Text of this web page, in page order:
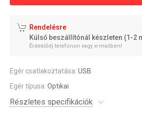
Rendelésre
Külső beszállítónál készleten (1-2
Érdeklődj telefonon vagy e-mailben!
Egér csatlakoztatása: USB
Egér típusa: Optikai
Részletes specifikációk